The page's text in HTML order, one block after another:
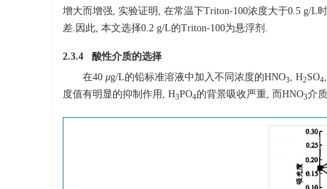
增大而增强, 实验证明, 在常温下Triton-100浓度大于0.5 g/L
差.因此, 本文选择0.2 g/L的Triton-100为悬浮剂.
2.3.4 酸性介质的选择
在40 μg/L的铅标准溶液中加入不同浓度的HNO3, H2SO4
度值有明显的抑制作用, H3PO4的背景吸收严重, 而HNO3介